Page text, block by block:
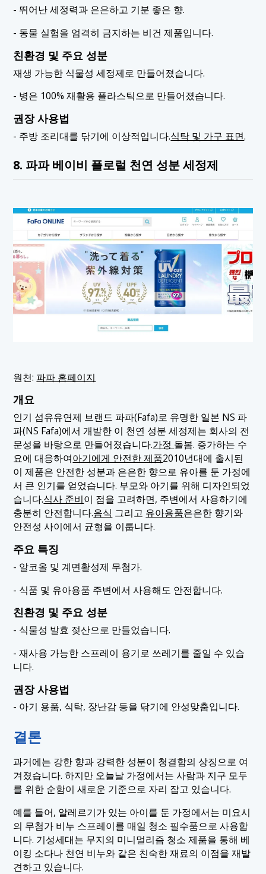
- 뛰어난 세정력과 은은하고 기분 좋은 향.
- 동물 실험을 엄격히 금지하는 비건 제품입니다.
친환경 및 주요 성분
재생 가능한 식물성 세정제로 만들어졌습니다.
- 병은 100% 재활용 플라스틱으로 만들어졌습니다.
권장 사용법
- 주방 조리대를 닦기에 이상적입니다.식탁 및 가구 표면.
8. 파파 베이비 플로럴 천연 성분 세정제
원천: 파파 홈페이지
개요
인기 섬유유연제 브랜드 파파(Fafa)로 유명한 일본 NS 파
파(NS Fafa)에서 개발한 이 천연 성분 세정제는 회사의 전
문성을 바탕으로 만들어졌습니다.가정 돌봄. 증가하는 수
요에 대응하여아기에게 안전한 제품2010년대에 출시된
이 제품은 안전한 성분과 은은한 향으로 유아를 둔 가정에
서 큰 인기를 얻었습니다. 부모와 아기를 위해 디자인되었
습니다.식사 준비이 점을 고려하면, 주변에서 사용하기에
충분히 안전합니다.음식 그리고 유아용품은은한 향기와
안전성 사이에서 균형을 이룹니다.
주요 특징
- 알코올 및 계면활성제 무첨가.
- 식품 및 유아용품 주변에서 사용해도 안전합니다.
친환경 및 주요 성분
- 식물성 발효 젖산으로 만들었습니다.
- 재사용 가능한 스프레이 용기로 쓰레기를 줄일 수 있습
니다.
권장 사용법
- 아기 용품, 식탁, 장난감 등을 닦기에 안성맞춤입니다.
결론
과거에는 강한 향과 강력한 성분이 청결함의 상징으로 여
겨졌습니다. 하지만 오늘날 가정에서는 사람과 지구 모두
를 위한 순함이 새로운 기준으로 자리 잡고 있습니다.
예를 들어, 알레르기가 있는 아이를 둔 가정에서는 미요시
의 무첨가 비누 스프레이를 매일 청소 필수품으로 사용합
니다. 기성세대는 무지의 미니멀리즘 청소 제품을 통해 베
이킹 소다나 천연 비누와 같은 친숙한 재료의 이점을 재발
견하고 있습니다.